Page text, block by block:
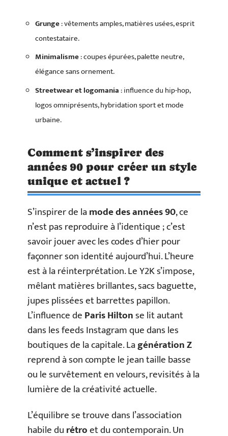
Grunge: vêtements amples, matières usées, esprit
contestataire.
Minimalisme: coupes épurées, palette neutre,
élégance sans ornement.
Streetwear et logomania: influence du hip-hop,
logos omniprésents, hybridation sport et mode
urbaine.
Comment s’inspirer des
années 90 pour créer un style
unique et actuel ?
S’inspirer de lamode des années 90, ce
n’est pas reproduire à l’identique ; c’est
savoir jouer avec les codes d’hier pour
façonner son identité aujourd’hui. L’heure
est à la réinterprétation. Le Y2K s’impose,
mêlant matières brillantes, sacs baguette,
jupes plissées et barrettes papillon.
L’influence deParis Hiltonse lit autant
dans les feeds Instagram que dans les
boutiques de la capitale. Lagénération Z
reprend à son compte le jean taille basse
ou le survêtement en velours, revisités à la
lumière de la créativité actuelle.
L’équilibre se trouve dans l’association
habile durétroet du contemporain. Un